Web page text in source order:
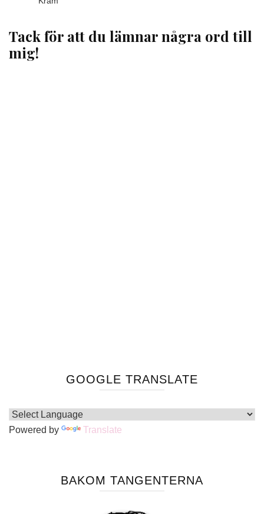
Tack för att du lämnar några ord till
mig!
GOOGLE TRANSLATE
Powered by Translate
BAKOM TANGENTERNA